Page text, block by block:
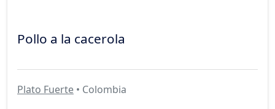
Pollo a la cacerola
Plato Fuerte • Colombia